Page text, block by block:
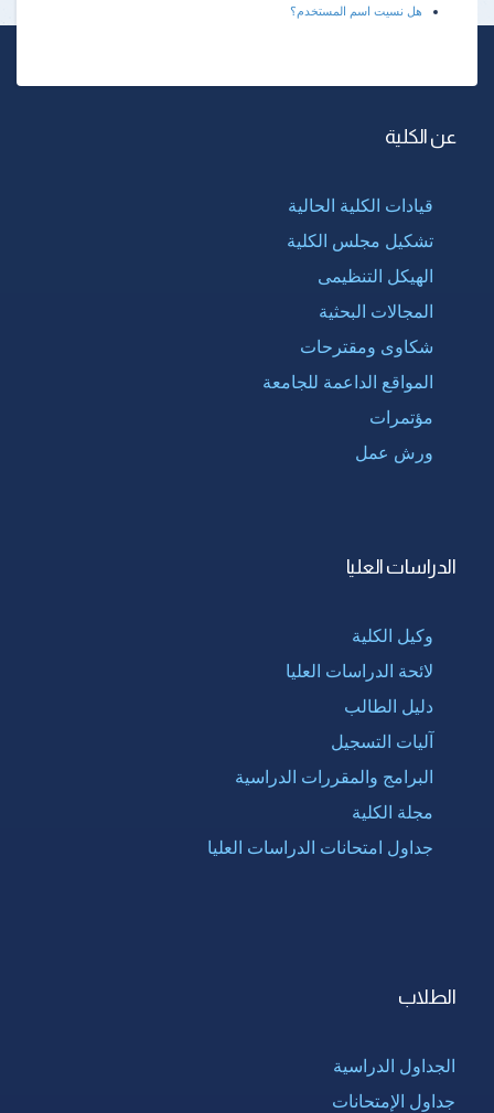
هل نسيت اسم المستخدم؟
عن الكلية
قيادات الكلية الحالية
تشكيل مجلس الكلية
الهيكل التنظيمى
المجالات البحثية
شكاوى ومقترحات
المواقع الداعمة للجامعة
مؤتمرات
ورش عمل
الدراسات العليا
وكيل الكلية
لائحة الدراسات العليا
دليل الطالب
آليات التسجيل
البرامج والمقررات الدراسية
مجلة الكلية
جداول امتحانات الدراسات العليا
الطلاب
الجداول الدراسية
جداول الإمتحانات